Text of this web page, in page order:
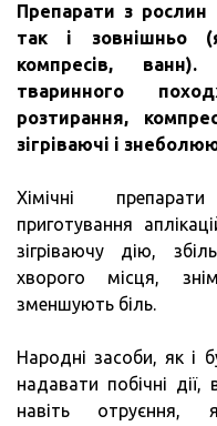
Препарати з
так і зовнішньо
компресів, ванн).
тваринного
розтирання,
зігріваючі і
Хімічні
приготування
зігріваючу дію,
хворого місця,
зменшують біль.
Народні засоби, як і
надавати побічні дії,
навіть отруєння,